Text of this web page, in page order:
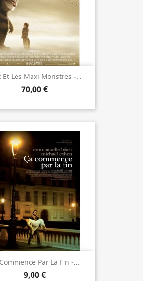
Et Les Maxi Monstres -...
70,00 €
Par La Fin -...
9,00 €